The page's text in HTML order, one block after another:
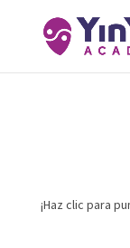
¡Haz clic para